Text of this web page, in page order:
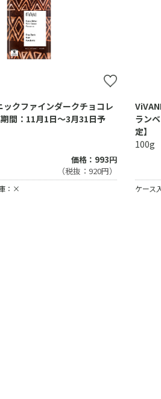
ックファインダークチョコレ
間：11月1日～3月31日予
価格：993円
（税抜：920円）
：×
ラン
定】
100g
ケース